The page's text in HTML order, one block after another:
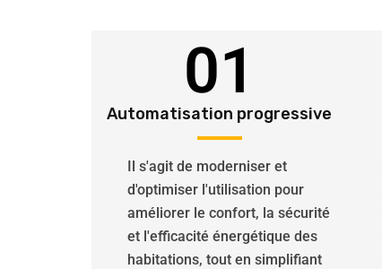
01
Automatisation progressive
Il s'agit de moderniser et
d'optimiser l'utilisation pour
améliorer le confort, la sécurité
et l'efficacité énergétique des
habitations, tout en simplifiant